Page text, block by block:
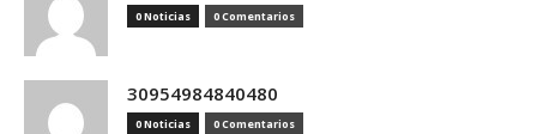
0 Noticias 0 Comentarios
30954984840480
0 Noticias 0 Comentarios